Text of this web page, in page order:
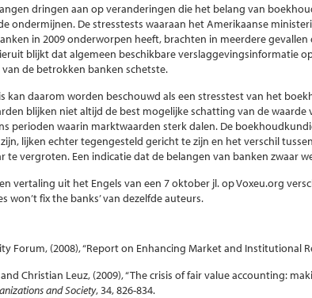
dringen aan op veranderingen die het belang van
ondermijnen. De stresstests waaraan het Amerikaanse
in 2009 onderworpen heeft, brachten in meerdere
blijkt dat algemeen beschikbare verslaggevingsinformatie
de betrokken banken schetste.
kan daarom worden beschouwd als een stresstest van het
blijken niet altijd de best mogelijke schatting van de
perioden waarin marktwaarden sterk dalen. De
lijken echter tegengesteld gericht te zijn en het verschil
te vergroten. Een indicatie dat de belangen van banken zwaar
vertaling uit het Engels van een 7 oktober jl. op Voxeu.org
won’t fix the banks’ van dezelfde auteurs.
Forum, (2008), “Report on Enhancing Market and Institutional
Christian Leuz, (2009), “The crisis of fair value accounting:
and Society, 34, 826-834.